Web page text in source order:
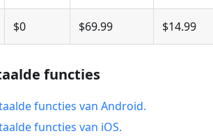
$0 $69.99 $14.99
functies
functies van Android.
functies van iOS.